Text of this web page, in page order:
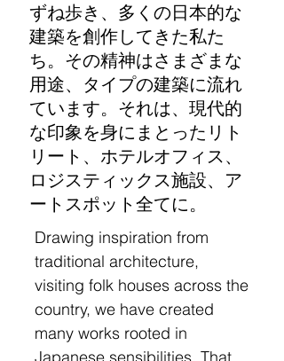
ずね歩き、多くの日本的な
建築を創作してきた私た
ち。その精神はさまざまな
用途、タイプの建築に流れ
ています。それは、現代的
な印象を身にまとったリト
リート、ホテルオフィス、
ロジスティックス施設、ア
ートスポット全てに。
Drawing inspiration from
traditional architecture,
visiting folk houses across the
country, we have created
many works rooted in